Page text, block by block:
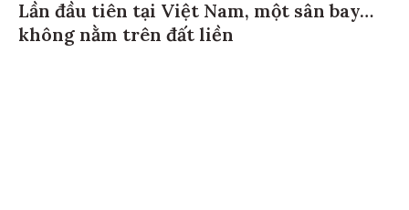
Lần đầu tiên tại Việt Nam, một sân bay…
không nằm trên đất liền